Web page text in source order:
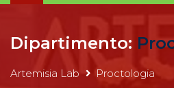
Dipartimento:
Artemisia Lab Proctologia